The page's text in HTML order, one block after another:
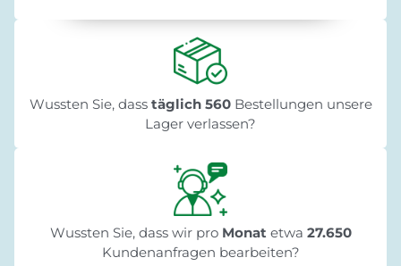
Wussten Sie, dass täglich 560Bestellungen unsere
Lager verlassen?
Wussten Sie, dass wir pro Monat etwa 27.650
Kundenanfragen bearbeiten?